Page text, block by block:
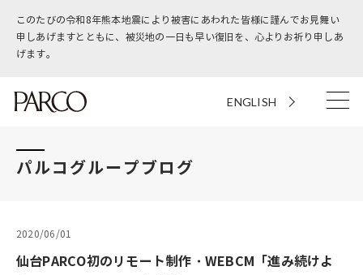
このたびの令和8年熊本地震により被害にあわれた皆様に謹んでお見舞い
申しあげますとともに、被災地の一日も早い復旧を、心よりお祈り申しあ
げます。
ENGLISH
パルコグループブログ
2020/06/01
仙台PARCO初のリモート制作・WEBCM「進み続けよ